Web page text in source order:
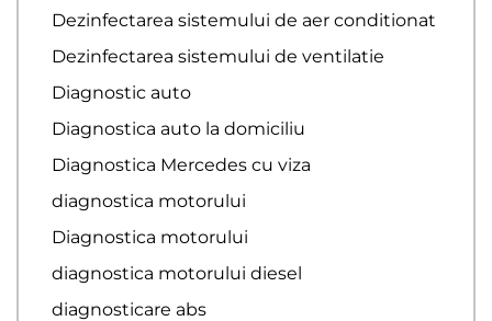
Dezinfectarea sistemului de aer conditionat
Dezinfectarea sistemului de ventilatie
Diagnostic auto
Diagnostica auto la domiciliu
Diagnostica Mercedes cu viza
diagnostica motorului
Diagnostica motorului
diagnostica motorului diesel
diagnosticare abs